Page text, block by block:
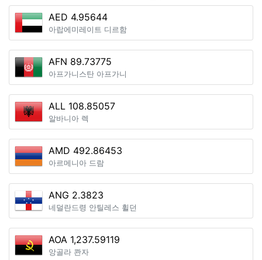
AED 4.95644
아랍에미레이트 디르함
AFN 89.73775
아프가니스탄 아프가니
ALL 108.85057
알바니아 렉
AMD 492.86453
아르메니아 드람
ANG 2.3823
네덜란드령 안틸레스 휠던
AOA 1,237.59119
앙골라 콴자